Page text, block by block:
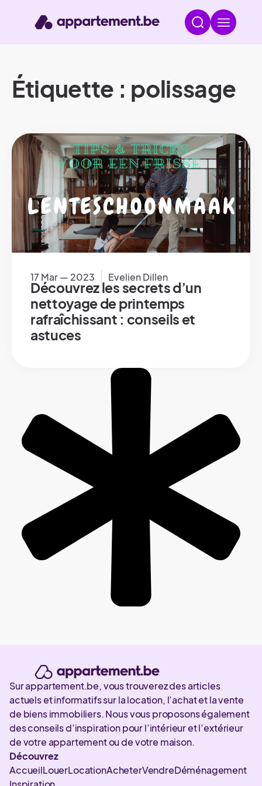
Étiquette : polissage
17 Mar — 2023 Evelien Dillen
Découvrez les secrets d’un
nettoyage de printemps
rafraîchissant : conseils et
astuces
Sur appartement.be, vous trouverez des articles
actuels et informatifs sur la location, l’achat et la vente
de biens immobiliers. Nous vous proposons également
des conseils d’inspiration pour l’intérieur et l’extérieur
de votre appartement ou de votre maison.
Découvrez
AccueilLouerLocationAcheterVendreDéménagement